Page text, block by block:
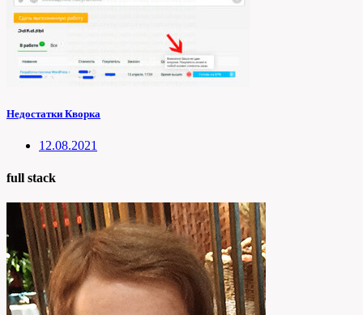
Недостатки Кворка
12.08.2021
full stack